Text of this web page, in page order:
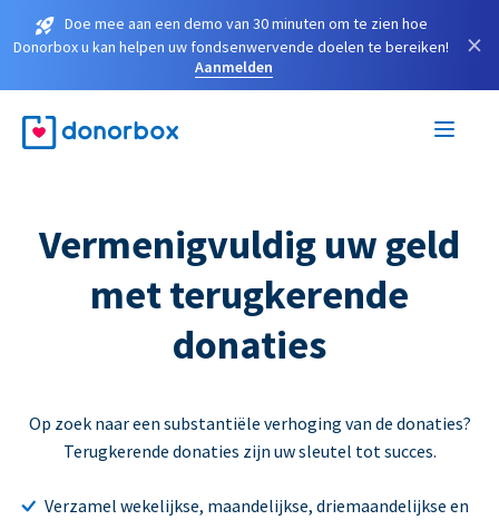
Doe mee aan een demo van 30 minuten om te zien hoe
Donorbox u kan helpen uw fondsenwervende doelen te bereiken!
Aanmelden
×
Vermenigvuldig uw geld
met terugkerende
donaties
Op zoek naar een substantiële verhoging van de donaties?
Terugkerende donaties zijn uw sleutel tot succes.
Verzamel wekelijkse, maandelijkse, driemaandelijkse en